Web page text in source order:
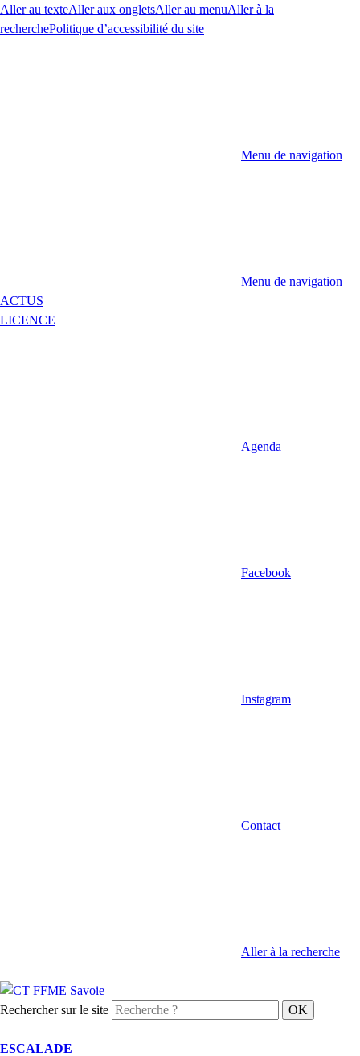
Aller au texteAller aux ongletsAller au menuAller à la
recherchePolitique d’accessibilité du site
Menu de navigation
Menu de navigation
ACTUS
LICENCE
Agenda
Facebook
Instagram
Contact
Aller à la recherche
Rechercher sur le site
ESCALADE